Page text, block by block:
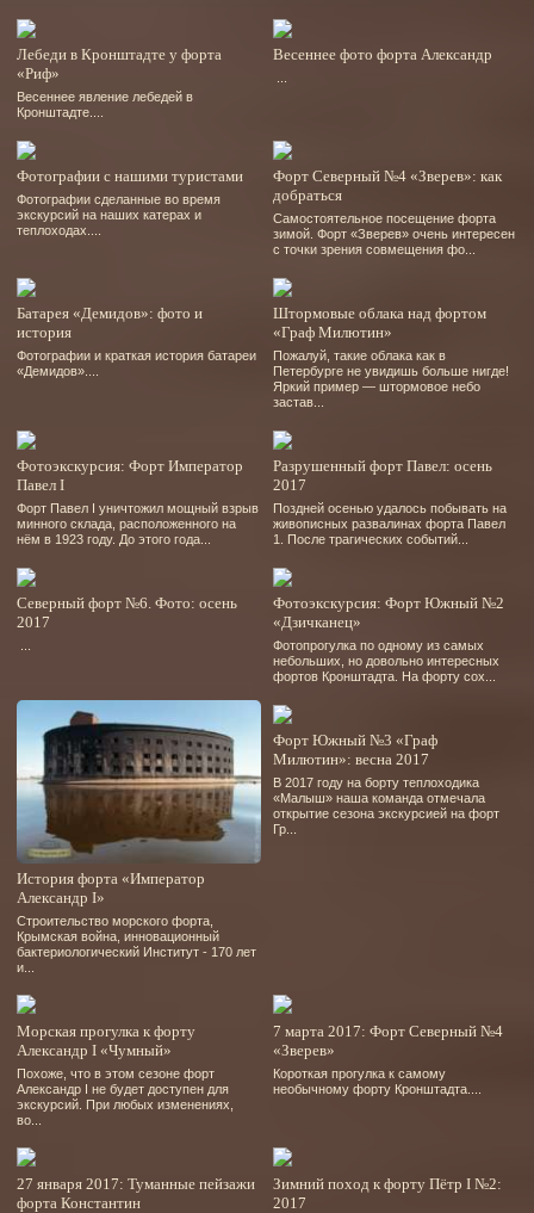
Лебеди в Кронштадте у форта
«Риф»
Весеннее явление лебедей в
Кронштадте....
Весеннее фото форта Александр
Фотографии с нашими туристами
Фотографии сделанные во время
экскурсий на наших катерах и
теплоходах....
Форт Северный №4 «Зверев»: как
добраться
Самостоятельное посещение форта
зимой. Форт «Зверев» очень интересен
с точки зрения совмещения фо...
Батарея «Демидов»: фото и
история
Фотографии и краткая история батареи
«Демидов»....
Штормовые облака над фортом
«Граф Милютин»
Пожалуй, такие облака как в
Петербурге не увидишь больше нигде!
Яркий пример — штормовое небо
застав...
Фотоэкскурсия: Форт Император
Павел I
Форт Павел І уничтожил мощный взрыв
минного склада, расположенного на
нём в 1923 году. До этого года...
Разрушенный форт Павел: осень
2017
Поздней осенью удалось побывать на
живописных развалинах форта Павел
1. После трагических событий...
Северный форт №6. Фото: осень
2017
Фотоэкскурсия: Форт Южный №2
«Дзичканец»
Фотопрогулка по одному из самых
небольших, но довольно интересных
фортов Кронштадта. На форту сох...
История форта «Император
Александр I»
Строительство морского форта,
Крымская война, инновационный
бактериологический Институт - 170 лет
и...
Форт Южный №3 «Граф
Милютин»: весна 2017
В 2017 году на борту теплоходика
«Малыш» наша команда отмечала
открытие сезона экскурсией на форт
Гр...
Морская прогулка к форту
Александр I «Чумный»
Похоже, что в этом сезоне форт
Александр I не будет доступен для
экскурсий. При любых изменениях,
во...
7 марта 2017: Форт Северный №4
«Зверев»
Короткая прогулка к самому
необычному форту Кронштадта....
27 января 2017: Туманные пейзажи
форта Константин
Зимний поход к форту Пётр I №2:
2017